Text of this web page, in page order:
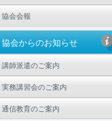
協会会報
協会からのお知らせ
講師派遣のご案内
実務講習会のご案内
通信教育のご案内